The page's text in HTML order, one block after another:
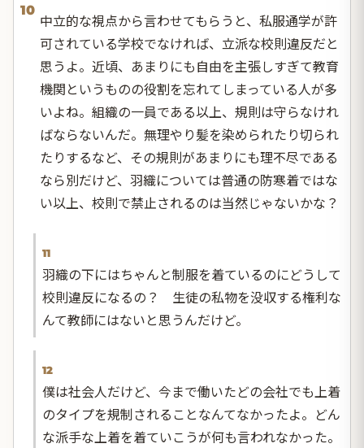
10
中立的な視点から言わせてもらうと、私服通学が許
可されている学校でなければ、立派な校則違反だと
思うよ。近頃、あまりにも自由を主張しすぎて教育
機関というものの役割を忘れてしまっている人が多
いよね。組織の一員である以上、規則は守らなけれ
ばならないんだ。無理やり髪を染められたり切られ
たりするなど、その規則があまりにも理不尽である
なら別だけど、羽織については普通の防寒着ではな
い以上、校則で禁止されるのは当然じゃないかな？
11
羽織の下にはちゃんと制服を着ているのにどうして
校則違反になるの？ 生徒の私物を没収する権利な
んて教師にはないと思うんだけど。
12
僕は社会人だけど、今まで働いたどの会社でも上着
のタイプを規制されることなんてなかったよ。どん
な派手な上着を着ていこうが何も言われなかった。